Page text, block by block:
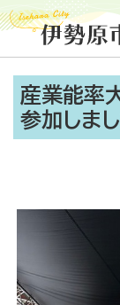
産業能率
参加しま